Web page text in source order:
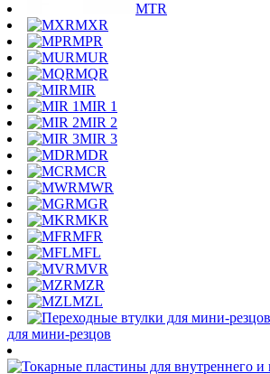
MTR
MXR
MPR
MUR
MQR
MIR
MIR 1
MIR 2
MIR 3
MDR
MCR
MWR
MGR
MKR
MFR
MFL
MVR
MZR
MZL
для мини-резцов